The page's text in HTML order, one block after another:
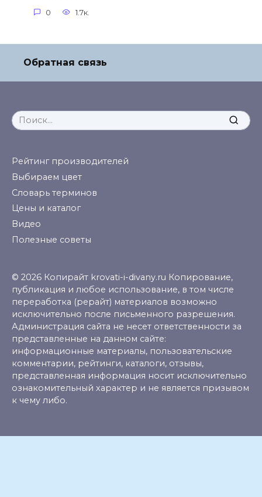
0 1.7к.
Обратная связь
Search
for:
Рейтинг производителей
Выбираем цвет
Словарь терминов
Цены и каталог
Видео
Полезные советы
© 2026 Копирайт krovati-i-divany.ru Копирование,
публикация и любое использование, в том числе
переработка (рерайт) материалов возможно
исключительно после письменного разрешения.
Администрация сайта не несет ответственности за
представленные на данном сайте:
информационные материалы, пользовательские
комментарии, рейтинги, каталоги, отзывы,
представленная информация носит исключительно
ознакомительный характер и не является призывом
к чему либо.